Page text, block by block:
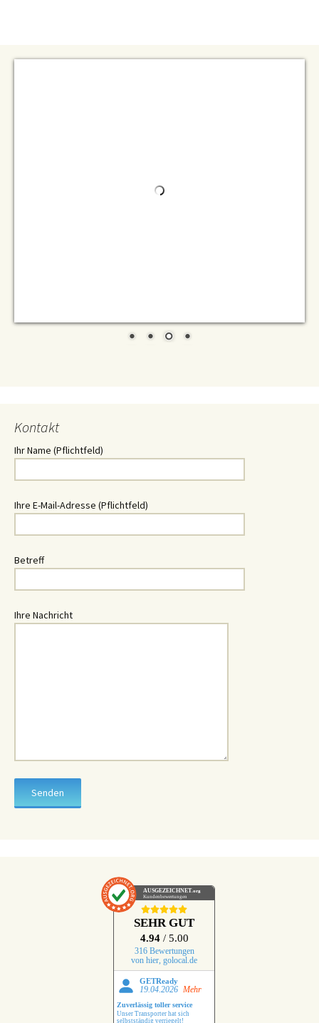
SEHR GUT
4.94/ 5.00
316 Bewertungen
von hier, golocal.de
GETReady
19.04.2026 Mehr
Zuverlässig toller service
Unser Transporter hat sich
selbstständig verriegelt!
geschafft das Fahrzeug zu
öffnen… Aber der Leipziger
Schlüsseldienst hat das ohne